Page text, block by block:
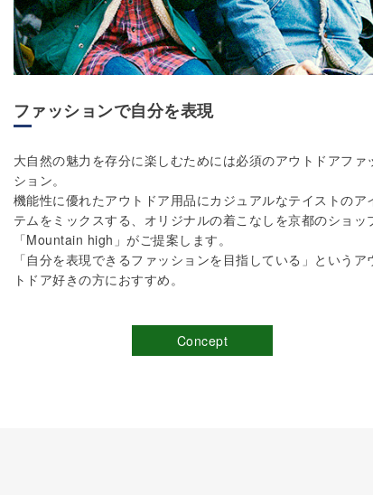
ファッションで自分を表現
大自然の魅力を存分に楽しむためには必須のアウトドアファ
ション。
機能性に優れたアウトドア用品にカジュアルなテイストのア
テムをミックスする、オリジナルの着こなしを京都のショッ
「Mountain high」がご提案します。
「自分を表現できるファッションを目指している」というア
トドア好きの方におすすめ。
Concept